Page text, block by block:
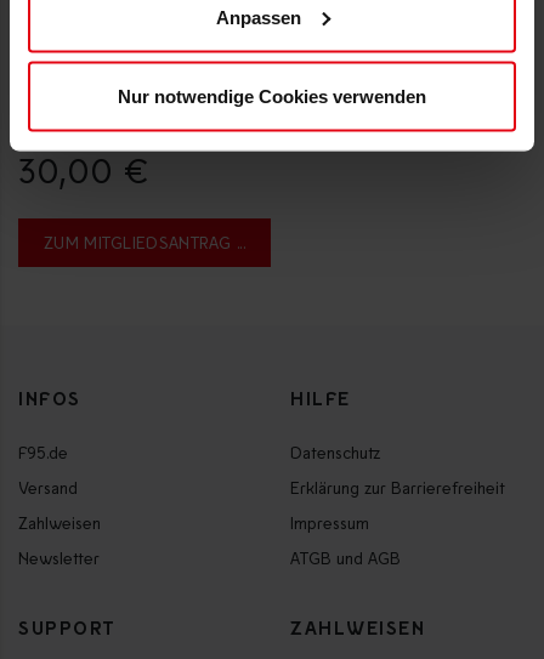
Anpassen
Nur notwendige Cookies verwenden
Noch mehr Vorteile? Dann schau Dir unseren
an!
Jährlich
30,00 €
INFOS
F95.de
Versand
Zahlweisen
Newsletter
HILFE
Datenschutz
Erklärung zur Barrierefreiheit
Impressum
ATGB und AGB
SUPPORT ZAHLWEISEN